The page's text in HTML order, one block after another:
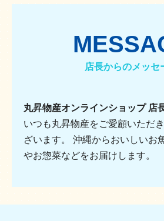
店長からのメッセ
丸昇物産オンラインショップ 店
いつも丸昇物産をご愛顧いただ
ざいます。 沖縄からおいしいお
やお惣菜などをお届けします。